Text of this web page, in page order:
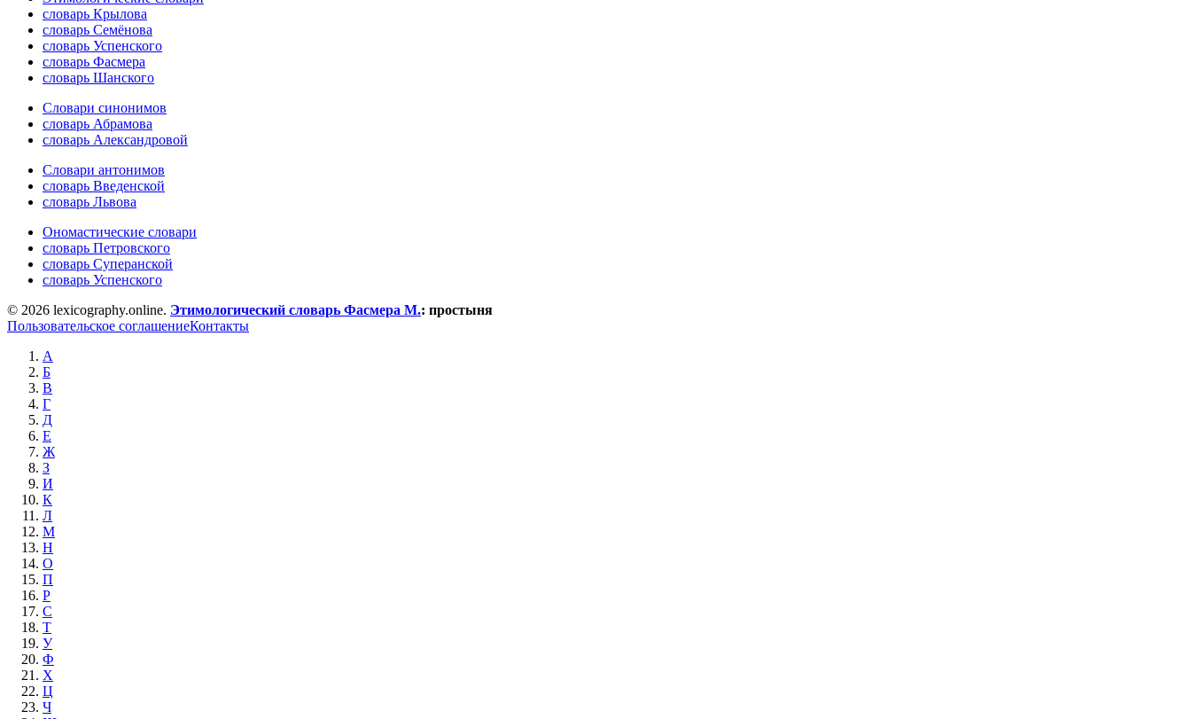
словарь Крылова
словарь Семёнова
словарь Успенского
словарь Фасмера
словарь Шанского
Словари синонимов
словарь Абрамова
словарь Александровой
Словари антонимов
словарь Введенской
словарь Львова
Ономастические словари
словарь Петровского
словарь Суперанской
словарь Успенского
© 2026 lexicography.online. Этимологический словарь Фасмера М.: простыня
Пользовательское соглашениеКонтакты
А
Б
В
Г
Д
Е
Ж
З
И
К
Л
М
Н
О
П
Р
С
Т
У
Ф
Х
Ц
Ч